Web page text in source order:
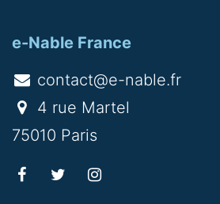
e-Nable France
contact@e-nable.fr
4 rue Martel
75010 Paris